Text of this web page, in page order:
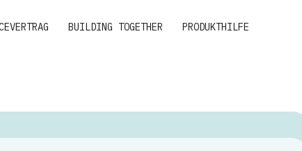
BUILDING TOGETHER PRODUKTHILFE